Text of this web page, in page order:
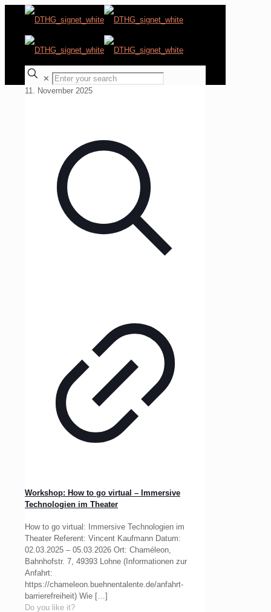
✕
11. November 2025
Workshop: How to go virtual – Immersive
Technologien im Theater
How to go virtual: Immersive Technologien im
Theater Referent: Vincent Kaufmann Datum:
02.03.2025 – 05.03.2026 Ort: Chaméleon,
Bahnhofstr. 7, 49393 Lohne (Informationen zur
Anfahrt:
https://chameleon.buehnentalente.de/anfahrt-
barrierefreiheit) Wie […]
Do you like it?